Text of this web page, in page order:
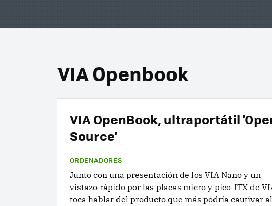
VIA Openbook
VIA OpenBook, ultraportátil
Source'
ORDENADORES
Junto con una presentación de los VIA Nano y un
vistazo rápido por las placas micro y pico-ITX de
toca hablar del producto que más podría cautivar al